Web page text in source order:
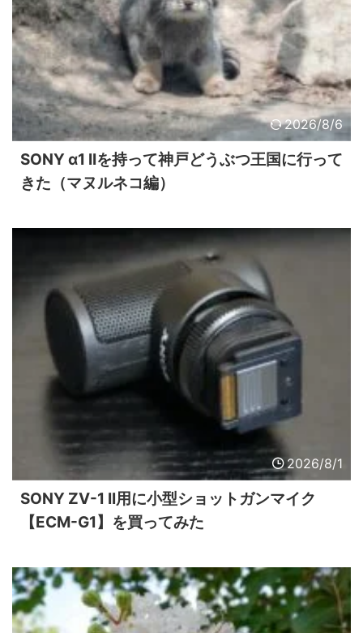
2026/8/6
SONY α1 IIを持って神戸どうぶつ王国に行って
きた（マヌルネコ編）
2026/8/1
SONY ZV-1 II用に小型ショットガンマイク
【ECM-G1】を買ってみた